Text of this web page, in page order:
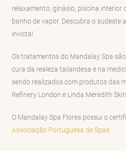
relaxamento, ginásio, piscina interior
banho de vapor. Descubra o sudeste
invicta!
Os tratamentos do Mandalay Spa
cura da realeza tailandesa e na
sendo realizados com produtos das
Refinery London e Linda Meredith
O Mandalay Spa Flores possui o
Associação Portuguesa de Spas.